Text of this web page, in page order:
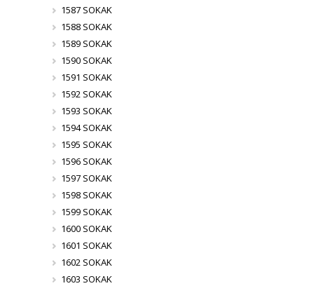
1587 SOKAK
1588 SOKAK
1589 SOKAK
1590 SOKAK
1591 SOKAK
1592 SOKAK
1593 SOKAK
1594 SOKAK
1595 SOKAK
1596 SOKAK
1597 SOKAK
1598 SOKAK
1599 SOKAK
1600 SOKAK
1601 SOKAK
1602 SOKAK
1603 SOKAK